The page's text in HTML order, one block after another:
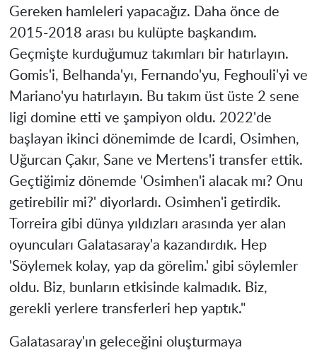
Gereken hamleleri yapacağız. Daha önce de
2015-2018 arası bu kulüpte başkandım.
Geçmişte kurduğumuz takımları bir hatırlayın.
Gomis'i, Belhanda'yı, Fernando'yu, Feghouli'yi ve
Mariano'yu hatırlayın. Bu takım üst üste 2 sene
ligi domine etti ve şampiyon oldu. 2022'de
başlayan ikinci dönemimde de Icardi, Osimhen,
Uğurcan Çakır, Sane ve Mertens'i transfer ettik.
Geçtiğimiz dönemde 'Osimhen'i alacak mı? Onu
getirebilir mi?' diyorlardı. Osimhen'i getirdik.
Torreira gibi dünya yıldızları arasında yer alan
oyuncuları Galatasaray'a kazandırdık. Hep
'Söylemek kolay, yap da görelim.' gibi söylemler
oldu. Biz, bunların etkisinde kalmadık. Biz,
gerekli yerlere transferleri hep yaptık."
Galatasaray'ın geleceğini oluşturmaya